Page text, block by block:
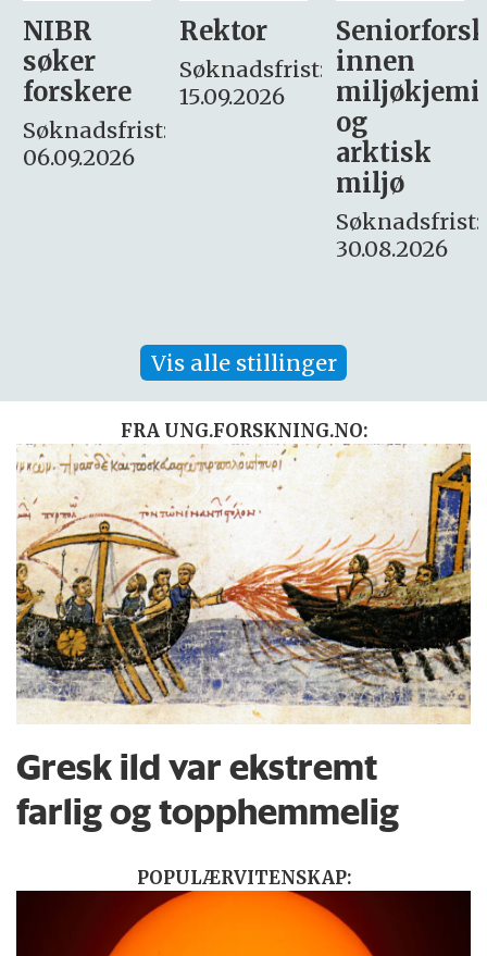
Rektor
Søknadsfrist:
15.09.2026
Seniorforsker
innen
miljøkjemi
søker
– fast
Søknadsfrist:
16. august.
Vis alle stillinger
FRA UNG.FORSKNING.NO:
Gresk ild var ekstremt
farlig og topphemmelig
POPULÆRVITENSKAP: